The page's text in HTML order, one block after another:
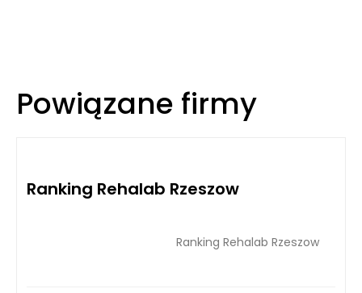
Powiązane firmy
Ranking Rehalab Rzeszow
Ranking Rehalab Rzeszow